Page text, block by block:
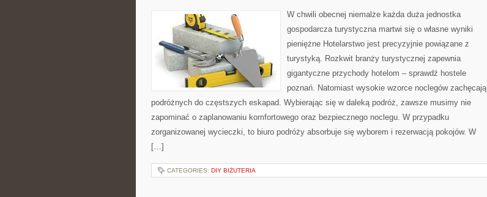
ZWIERZĘCEGO
ULUBIEŃCA,
JEST
BĄDŹ
KOT
ZNAKOMICIE
W chwili obecnej niemalże każda duża jednostka
gospodarcza turystyczna martwi się o własne wyniki
pieniężne Hotelarstwo jest precyzyjnie powiązane z
turystyką. Rozkwit branży turystycznej zapewnia
gigantyczne przychody hotelom – sprawdź hostele
poznań. Natomiast wysokie wzorce noclegów zachęcają
podróżnych do częstszych eskapad. Wybierając się w daleką podróż, zawsze musimy nie
zapominać o zaplanowaniu komfortowego oraz bezpiecznego noclegu. W przypadku
zorganizowanej wycieczki, to biuro podróży absorbuje się wyborem i rezerwacją pokojów. W
[…]
CATEGORIES: DIY BIŻUTERIA